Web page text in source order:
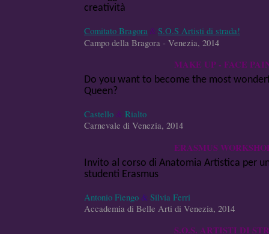
creatività
Comitato Bragora & S.O.S Artisti di strada!
Campo della Bragora - Venezia, 2014
MAKE UP - FACE
Do you want to become the most
Queen?
Castello & Rialto
Carnevale di Venezia, 2014
ERASMUS
Invito al corso di Anatomia Artistica per
studenti Erasmus
Antonio Fiengo & Silvia Ferri
Accademia di Belle Arti di Venezia, 2014
S.O.S. ARTISTI DI